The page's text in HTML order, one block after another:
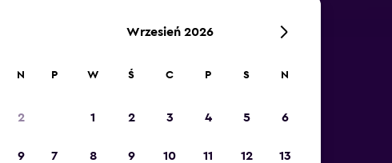
w Europie” w 2023 roku
N
2
9
Wrzesień 2026
P W Ś C P S N
1 2 3 4 5 6
7 8 9 10 11 12 13